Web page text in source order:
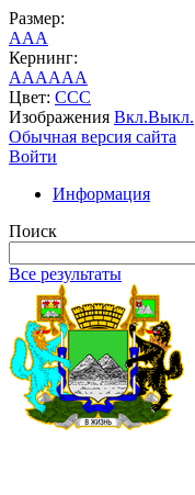
Размер:
AAA
Кернинг:
AAAAAA
Цвет: CCC
Изображения Вкл.Выкл.
Обычная версия сайта
Войти
Информация
Поиск
Все результаты